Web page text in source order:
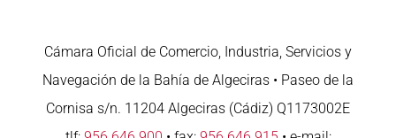
Cámara Oficial de Comercio, Industria, Servicios y
Navegación de la Bahía de Algeciras • Paseo de la
Cornisa s/n. 11204 Algeciras (Cádiz) Q1173002E